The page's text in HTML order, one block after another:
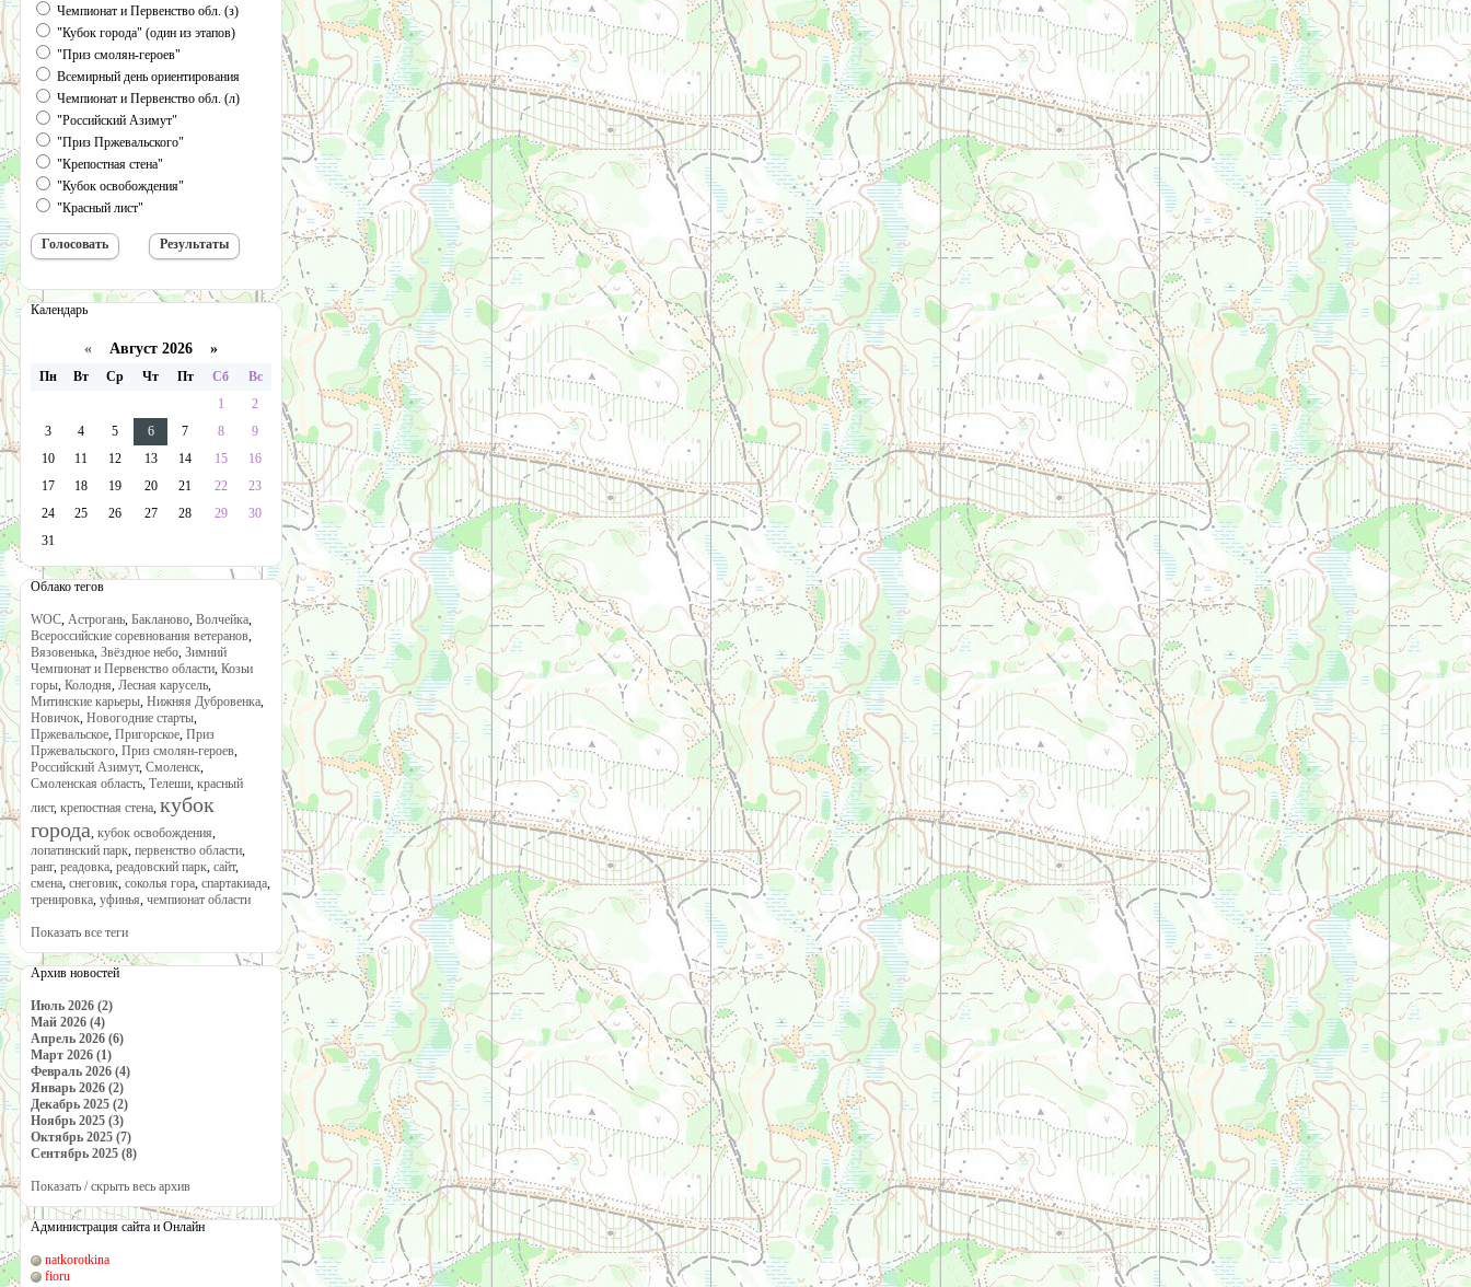
Чемпионат и Первенство обл. (з)
"Кубок города" (один из этапов)
"Приз смолян-героев"
Всемирный день ориентирования
Чемпионат и Первенство обл. (л)
"Российский Азимут"
"Приз Пржевальского"
"Крепостная стена"
"Кубок освобождения"
"Красный лист"
Календарь
« Август 2026 »
Пн Вт Ср Чт Пт Сб
Вс
1
2
3
4 5 6 7 8
9
10
11 12 13 14 15
16
17
18 19 20 21 22
23
24
25 26 27 28 29
30
31
Облако тегов
WOC, Астрогань, Бакланово, Волчейка,
Всероссийские соревнования ветеранов,
Вязовенька, Звёздное небо, Зимний
Чемпионат и Первенство области, Козьи
горы, Колодня, Лесная карусель,
Митинские карьеры, Нижняя Дубровенка,
Новичок, Новогодние старты,
Пржевальское, Пригорское, Приз
Пржевальского, Приз смолян-героев,
Российский Азимут, Смоленск,
Смоленская область, Телеши, красный
лист, крепостная стена, кубок
города, кубок освобождения,
лопатинский парк, первенство области,
ранг, реадовка, реадовский парк, сайт,
смена, снеговик, соколья гора, спартакиада,
тренировка, уфинья, чемпионат области
Показать все теги
Архив новостей
Июль 2026 (2)
Май 2026 (4)
Апрель 2026 (6)
Март 2026 (1)
Февраль 2026 (4)
Январь 2026 (2)
Декабрь 2025 (2)
Ноябрь 2025 (3)
Октябрь 2025 (7)
Сентябрь 2025 (8)
Показать / скрыть весь архив
Администрация сайта и Онлайн
natkorotkina
fioru